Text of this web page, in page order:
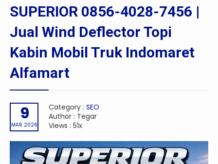
SUPERIOR 0856-4028-7456 |
Jual Wind Deflector Topi
Kabin Mobil Truk Indomaret
Alfamart
9
MAR 2026
Category : SEO
Author : Tegar
Views : 51x